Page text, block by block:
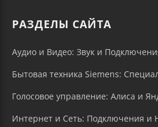
РАЗДЕЛЫ САЙТА
Аудио и Видео: Звук и
Бытовая техника Siemens:
Голосовое управление: Алиса и
Интернет и Сеть: Подключения и